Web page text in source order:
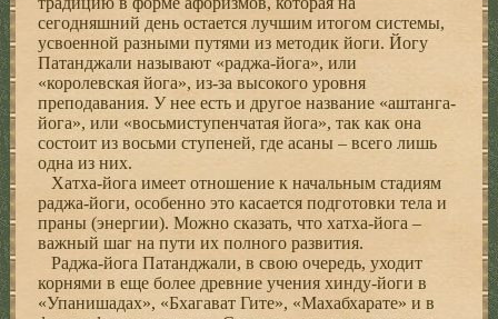
сегодняшний день остается лучшим итогом системы,
усвоенной разными путями из методик йоги. Йогу
Патанджали называют «раджа-йога», или
«королевская йога», из-за высокого уровня
преподавания. У нее есть и другое название «аштанга-
йога», или «восьмиступенчатая йога», так как она
состоит из восьми ступеней, где асаны – всего лишь
одна из них.
Хатха-йога имеет отношение к начальным стадиям
раджа-йоги, особенно это касается подготовки тела и
праны (энергии). Можно сказать, что хатха-йога –
важный шаг на пути их полного развития.
Раджа-йога Патанджали, в свою очередь, уходит
корнями в еще более древние учения хинду-йоги в
«Упанишадах», «Бхагават Гите», «Махабхарате» и в